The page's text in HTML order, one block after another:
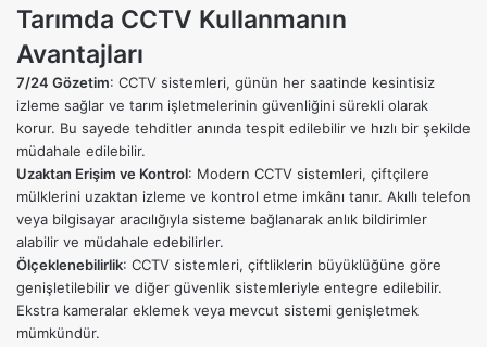
Tarımda CCTV Kullanmanın
Avantajları
7/24 Gözetim: CCTV sistemleri, günün her saatinde kesintisiz
izleme sağlar ve tarım işletmelerinin güvenliğini sürekli olarak
korur. Bu sayede tehditler anında tespit edilebilir ve hızlı bir şekilde
müdahale edilebilir.
Uzaktan Erişim ve Kontrol: Modern CCTV sistemleri, çiftçilere
mülklerini uzaktan izleme ve kontrol etme imkânı tanır. Akıllı telefon
veya bilgisayar aracılığıyla sisteme bağlanarak anlık bildirimler
alabilir ve müdahale edebilirler.
Ölçeklenebilirlik: CCTV sistemleri, çiftliklerin büyüklüğüne göre
genişletilebilir ve diğer güvenlik sistemleriyle entegre edilebilir.
Ekstra kameralar eklemek veya mevcut sistemi genişletmek
mümkündür.